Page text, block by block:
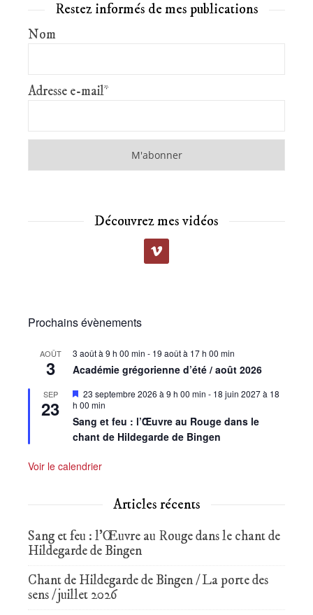
Restez informés de mes publications
Nom
Adresse e-mail*
Découvrez mes vidéos
Prochains évènements
AOÛT
3
3 août à 9 h 00 min - 19 août à 17 h 00 min
Académie grégorienne d’été / août 2026
SEP
23
Mis
en
23 septembre 2026 à 9 h 00 min - 18 juin 2027 à 18
h 00 min
Sang et feu : l’Œuvre au Rouge dans le
chant de Hildegarde de Bingen
Voir le calendrier
Articles récents
Sang et feu : l’Œuvre au Rouge dans le chant de
Hildegarde de Bingen
Chant de Hildegarde de Bingen / La porte des
sens / juillet 2026